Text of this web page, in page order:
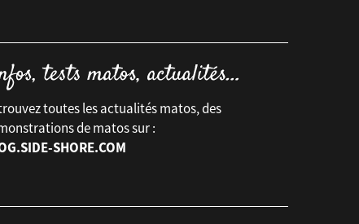
toutes les actualités matos, des
de matos sur :
SHORE.COM